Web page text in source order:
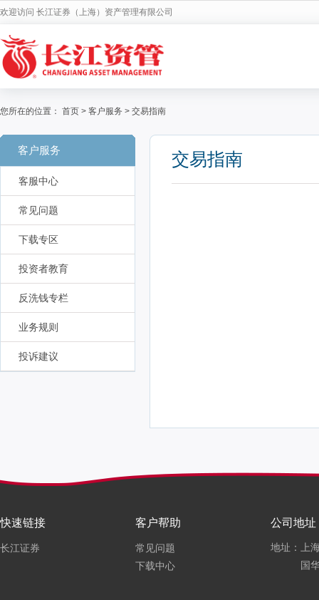
欢迎访问 长江证券（上海）资产管理有限公司
您所在的位置： 首页 > 客户服务 > 交易指南
客户服务
客服中心
常见问题
下载专区
投资者教育
反洗钱专栏
业务规则
投诉建议
交易指南
快速链接
长江证券
客户帮助
常见问题
下载中心
公司地址
地址：上
国